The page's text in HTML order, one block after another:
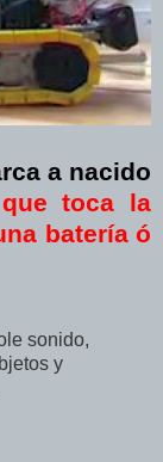
a nacido
toca la
batería ó
sonido,
y